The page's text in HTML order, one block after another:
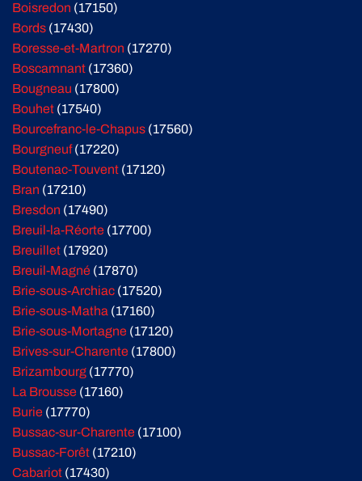
Boisredon (17150)
Bords (17430)
Boresse-et-Martron (17270)
Boscamnant (17360)
Bougneau (17800)
Bouhet (17540)
Bourcefranc-le-Chapus (17560)
Bourgneuf(17220)
Boutenac-Touvent (17120)
Bran (17210)
Bresdon (17490)
Breuil-la-Réorte (17700)
Breuillet (17920)
Breuil-Magné (17870)
Brie-sous-Archiac (17520)
Brie-sous-Matha (17160)
Brie-sous-Mortagne (17120)
Brives-sur-Charente (17800)
Brizambourg (17770)
La Brousse (17160)
Burie (17770)
Bussac-sur-Charente (17100)
Bussac-Forêt (17210)
Cabariot (17430)